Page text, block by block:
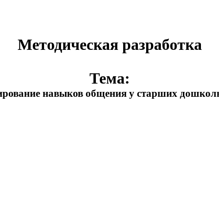
Методическая разработка
Тема:
навыков общения у старших